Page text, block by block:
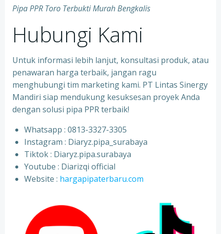
Pipa PPR Toro Terbukti Murah Bengkalis
Hubungi Kami
Untuk informasi lebih lanjut, konsultasi produk, atau
penawaran harga terbaik, jangan ragu
menghubungi tim marketing kami. PT Lintas Sinergy
Mandiri siap mendukung kesuksesan proyek Anda
dengan solusi pipa PPR terbaik!
Whatsapp : 0813-3327-3305
⁠Instagram : Diaryz.pipa_surabaya
⁠Tiktok : Diaryz.pipa.surabaya
⁠Youtube : Diarizqi official
⁠Website : hargapipaterbaru.com